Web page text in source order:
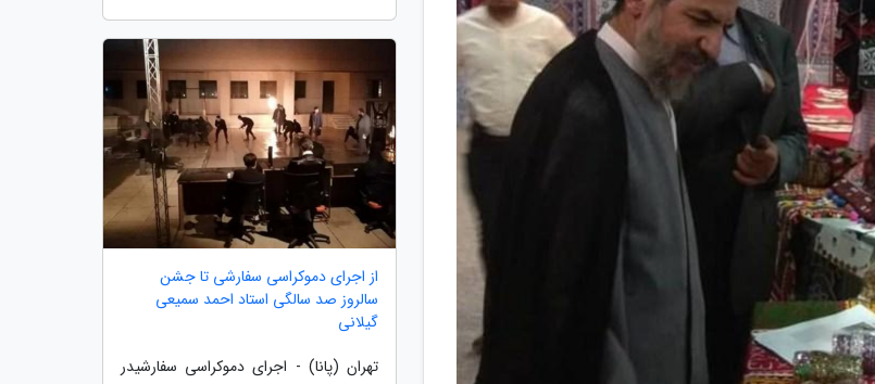
از اجرای دموکراسی سفارشی تا جشن
سالروز صد سالگی استاد احمد سمیعی
گیلانی
تهران (پانا) - اجرای دموکراسی سفارشیدر